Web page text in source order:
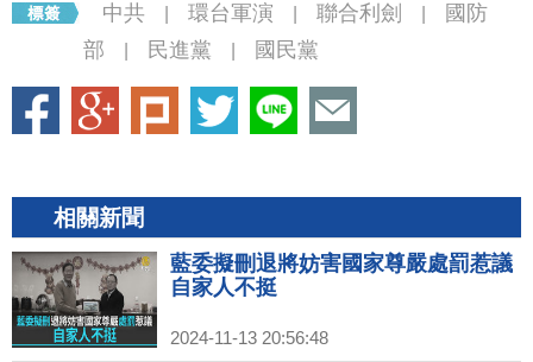
中共 環台軍演 聯合利劍
國防
部
民進黨 國民黨
相關新聞
藍委擬刪退將妨害國家尊嚴處罰惹議
自家人不挺
2024-11-13 20:56:48